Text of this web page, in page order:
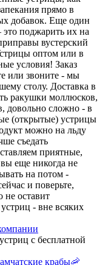
прямо в
добавок. Еще один
это поджарить их на
вустерский
оптом или в
условия! Заказ
или звоните - мы
столу. Доставка в
ракушки моллюсков,
довольно сложно - в
(открытые) устрицы
можно на льду
съедать
приятные,
еще никогда не
на потом -
и поверьте,
оставит
- вне всяких
крабы🦐